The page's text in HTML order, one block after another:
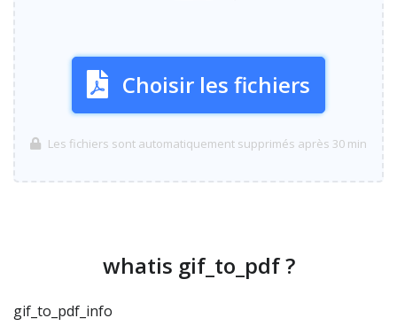
Choisir les fichiers
Les fichiers sont automatiquement supprimés après 30 min
whatis gif_to_pdf ?
gif_to_pdf_info